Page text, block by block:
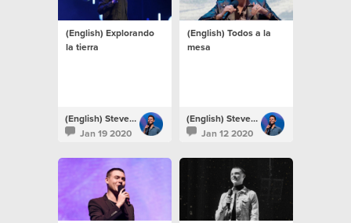
(English) Explorando
la tierra
(English) Steven Richards
Jan 19 2020
(English) Todos a la
mesa
(English) Steven Richards
Jan 12 2020